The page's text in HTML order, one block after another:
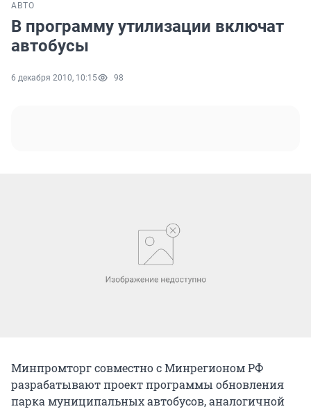
АВТО
В программу утилизации включат
автобусы
6 декабря 2010, 10:15 98
Минпромторг совместно с Минрегионом РФ
разрабатывают проект программы обновления
парка муниципальных автобусов, аналогичной